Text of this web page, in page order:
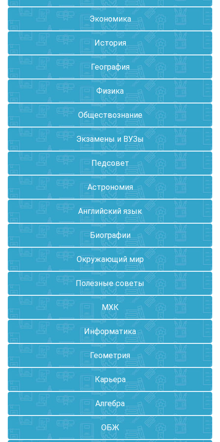
Экономика
История
География
Физика
Обществознание
Экзамены и ВУЗы
Педсовет
Астрономия
Английский язык
Биографии
Окружающий мир
Полезные советы
МХК
Информатика
Геометрия
Карьера
Алгебра
ОБЖ